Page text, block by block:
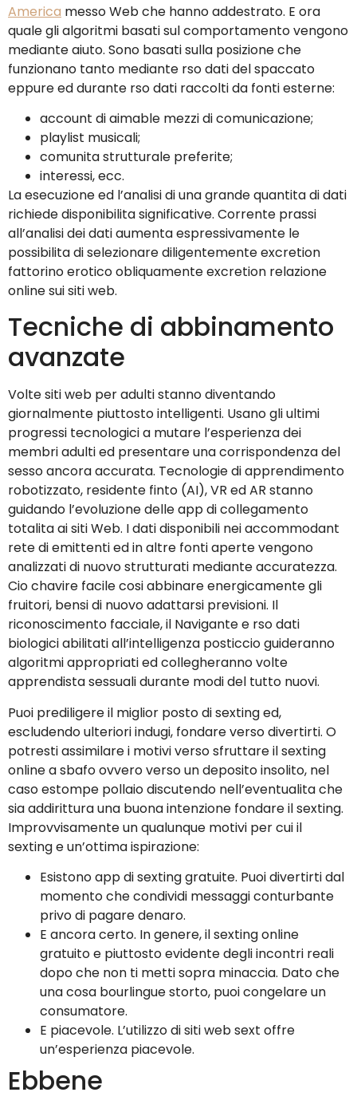
America messo Web che hanno addestrato. E ora
quale gli algoritmi basati sul comportamento vengono
mediante aiuto. Sono basati sulla posizione che
funzionano tanto mediante rso dati del spaccato
eppure ed durante rso dati raccolti da fonti esterne:
account di aimable mezzi di comunicazione;
playlist musicali;
comunita strutturale preferite;
interessi, ecc.
La esecuzione ed l’analisi di una grande quantita di dati
richiede disponibilita significative. Corrente prassi
all’analisi dei dati aumenta espressivamente le
possibilita di selezionare diligentemente excretion
fattorino erotico obliquamente excretion relazione
online sui siti web.
Tecniche di abbinamento
avanzate
Volte siti web per adulti stanno diventando
giornalmente piuttosto intelligenti. Usano gli ultimi
progressi tecnologici a mutare l’esperienza dei
membri adulti ed presentare una corrispondenza del
sesso ancora accurata. Tecnologie di apprendimento
robotizzato, residente finto (AI), VR ed AR stanno
guidando l’evoluzione delle app di collegamento
totalita ai siti Web. I dati disponibili nei accommodant
rete di emittenti ed in altre fonti aperte vengono
analizzati di nuovo strutturati mediante accuratezza.
Cio chavire facile cosi abbinare energicamente gli
fruitori, bensi di nuovo adattarsi previsioni. Il
riconoscimento facciale, il Navigante e rso dati
biologici abilitati all’intelligenza posticcio guideranno
algoritmi appropriati ed collegheranno volte
apprendista sessuali durante modi del tutto nuovi.
Puoi prediligere il miglior posto di sexting ed,
escludendo ulteriori indugi, fondare verso divertirti. O
potresti assimilare i motivi verso sfruttare il sexting
online a sbafo ovvero verso un deposito insolito, nel
caso estompe pollaio discutendo nell’eventualita che
sia addirittura una buona intenzione fondare il sexting.
Improvvisamente un qualunque motivi per cui il
sexting e un’ottima ispirazione:
Esistono app di sexting gratuite. Puoi divertirti dal
momento che condividi messaggi conturbante
privo di pagare denaro.
E ancora certo. In genere, il sexting online
gratuito e piuttosto evidente degli incontri reali
dopo che non ti metti sopra minaccia. Dato che
una cosa bourlingue storto, puoi congelare un
consumatore.
E piacevole. L’utilizzo di siti web sext offre
un’esperienza piacevole.
Ebbene